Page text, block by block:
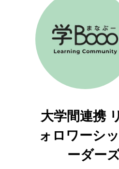
大学間連携
ォロワーシ
ーダー